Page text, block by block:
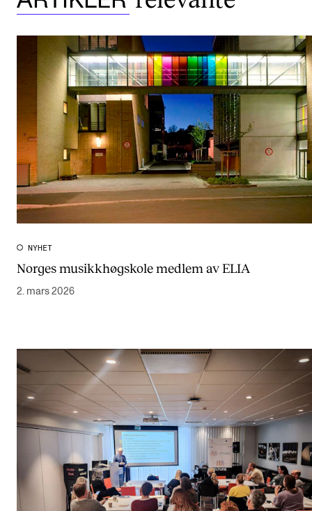
NYHET
Norges musikkhøgskole medlem av ELIA
2. mars 2026